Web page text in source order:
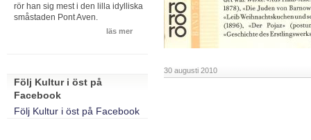
30 augusti 2010
rör han sig mest i den lilla idylliska
småstaden Pont Aven.
läs mer
Följ Kultur i öst på
Facebook
Följ Kultur i öst på Facebook